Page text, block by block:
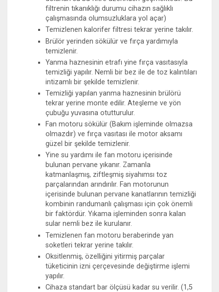
filtrenin tıkanıklığı durumu cihazın sağlıklı
çalışmasında olumsuzluklara yol açar)
Temizlenen kalorifer filtresi tekrar yerine takılır.
Brülör yerinden sökülür ve fırça yardımıyla
temizlenir.
Yanma haznesinin etrafı yine fırça vasıtasıyla
temizliği yapılır. Nemli bir bez ile de toz kalıntıları
intizamlı bir şekilde temizlenir.
Temizliği yapılan yanma haznesinin brülörü
tekrar yerine monte edilir. Ateşleme ve yön
çubuğu yuvasına otutturulur.
Fan motoru sökülür (Bakım işleminde olmazsa
olmazdır) ve fırça vasıtası ile motor aksamı
güzel bir şekilde temizlenir.
Yine su yardımı ile fan motoru içerisinde
bulunan pervane yıkanır. Zamanla
katmanlaşmış, ziftleşmiş siyahımsı toz
parçalarından arındırılır. Fan motorunun
içerisinde bulunan pervane kanatlarının temizliği
kombinin randumanlı çalışması için çok önemli
bir faktördür. Yıkama işleminden sonra kalan
sular nemli bez ile kurulanır.
Temizlenen fan motoru beraberinde yan
soketleri tekrar yerine takılır.
Oksitlenmiş, özelliğini yitirmiş parçalar
tüketicinin izni çerçevesinde değiştirme işlemi
yapılır.
Cihaza standart bar ölçüsü kadar su verilir. (1,5